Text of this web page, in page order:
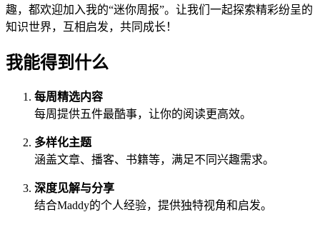
趣，都欢迎加入我的“迷你周报”。让我们一起探索精彩纷呈的
知识世界，互相启发，共同成长！
我能得到什么
每周精选内容
每周提供五件最酷事，让你的阅读更高效。
多样化主题
涵盖文章、播客、书籍等，满足不同兴趣需求。
深度见解与分享
结合Maddy的个人经验，提供独特视角和启发。